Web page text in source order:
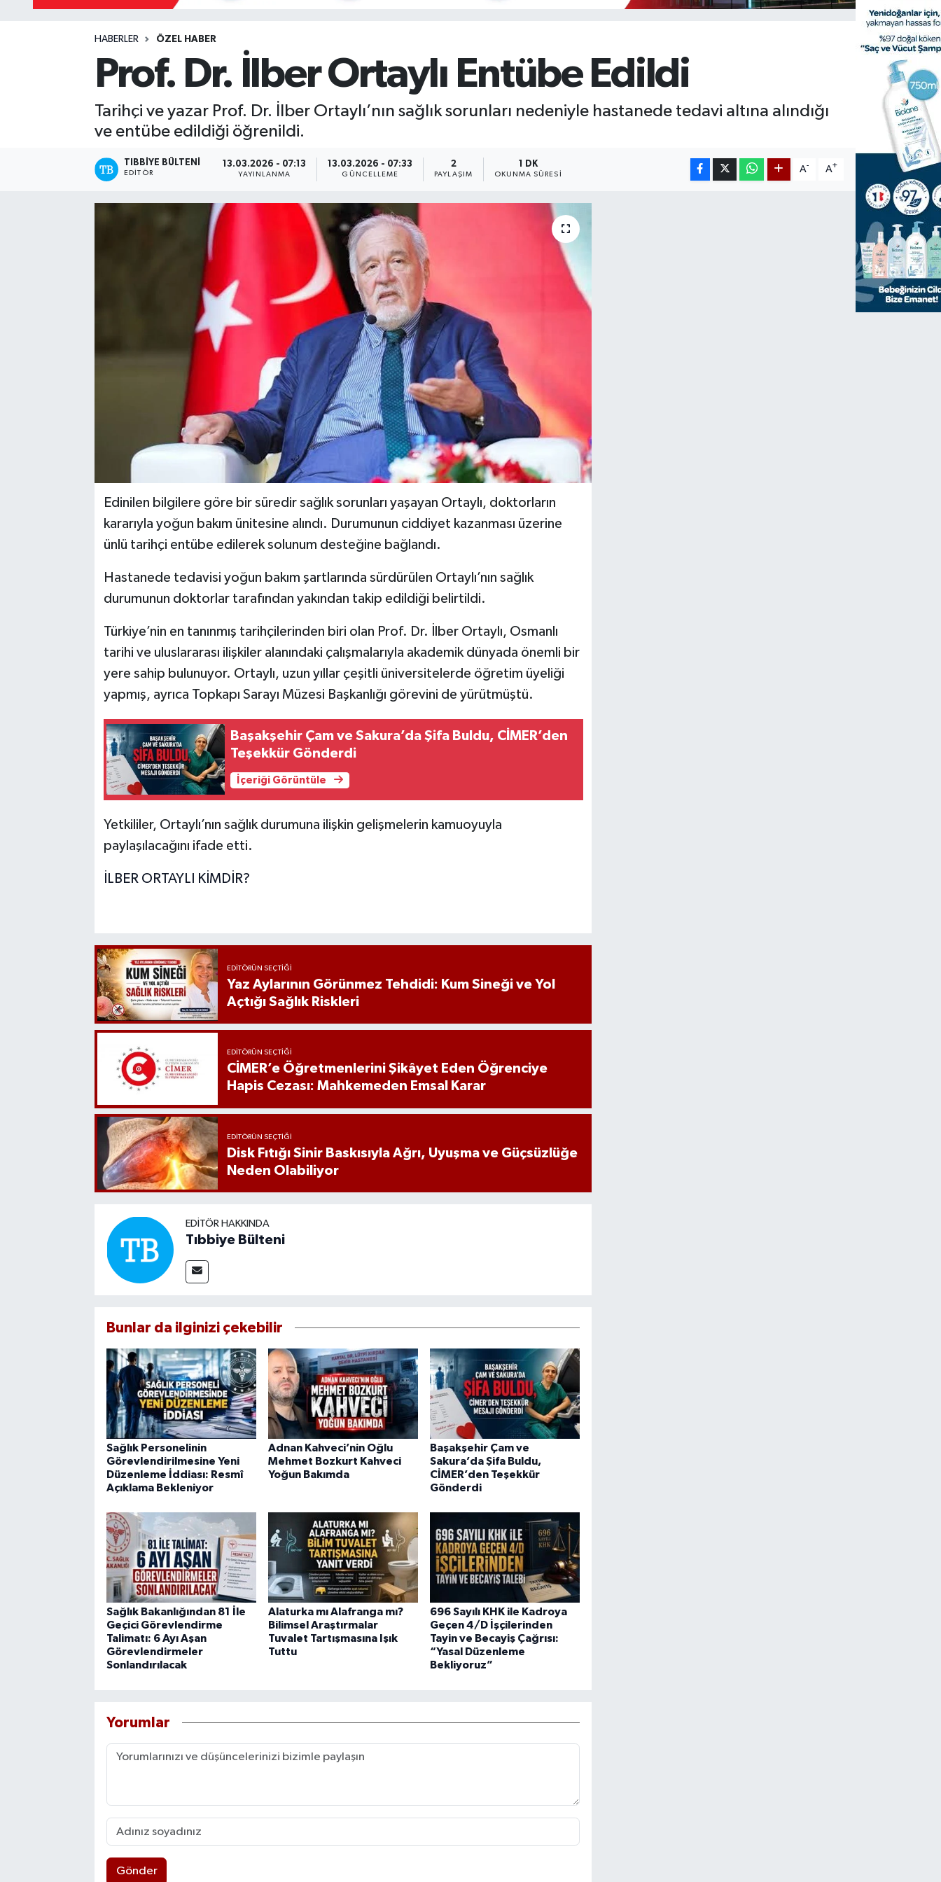
HABERLER ÖZEL HABER
Prof. Dr. İlber Ortaylı Entübe Edildi
Tarihçi ve yazar Prof. Dr. İlber Ortaylı’nın sağlık sorunları nedeniyle hastanede tedavi altına alındığı
ve entübe edildiği öğrenildi.
TIBBIYE BÜLTENI
EDITÖR
13.03.2026 - 07:13
YAYINLANMA
13.03.2026 - 07:33
GÜNCELLEME
2
PAYLAŞIM
1 DK
OKUNMA SÜRESI
A- A+
Edinilen bilgilere göre bir süredir sağlık sorunları yaşayan Ortaylı, doktorların
kararıyla yoğun bakım ünitesine alındı. Durumunun ciddiyet kazanması üzerine
ünlü tarihçi entübe edilerek solunum desteğine bağlandı.
Hastanede tedavisi yoğun bakım şartlarında sürdürülen Ortaylı’nın sağlık
durumunun doktorlar tarafından yakından takip edildiği belirtildi.
Türkiye’nin en tanınmış tarihçilerinden biri olan Prof. Dr. İlber Ortaylı, Osmanlı
tarihi ve uluslararası ilişkiler alanındaki çalışmalarıyla akademik dünyada önemli bir
yere sahip bulunuyor. Ortaylı, uzun yıllar çeşitli üniversitelerde öğretim üyeliği
yapmış, ayrıca Topkapı Sarayı Müzesi Başkanlığı görevini de yürütmüştü.
Başakşehir Çam ve Sakura’da Şifa Buldu, CİMER’den
Teşekkür Gönderdi
İçeriği Görüntüle
Yetkililer, Ortaylı’nın sağlık durumuna ilişkin gelişmelerin kamuoyuyla
paylaşılacağını ifade etti.
İLBER ORTAYLI KİMDİR?
EDITÖRÜN SEÇTIĞI
Yaz Aylarının Görünmez Tehdidi: Kum Sineği ve Yol
Açtığı Sağlık Riskleri
EDITÖRÜN SEÇTIĞI
CİMER’e Öğretmenlerini Şikâyet Eden Öğrenciye
Hapis Cezası: Mahkemeden Emsal Karar
EDITÖRÜN SEÇTIĞI
Disk Fıtığı Sinir Baskısıyla Ağrı, Uyuşma ve Güçsüzlüğe
Neden Olabiliyor
EDITÖR HAKKINDA
Tıbbiye Bülteni
Bunlar da ilginizi çekebilir
Sağlık Personelinin
Görevlendirilmesine Yeni
Düzenleme İddiası: Resmî
Açıklama Bekleniyor
Adnan Kahveci’nin Oğlu
Mehmet Bozkurt Kahveci
Yoğun Bakımda
Başakşehir Çam ve
Sakura’da Şifa Buldu,
CİMER’den Teşekkür
Gönderdi
Sağlık Bakanlığından 81 İle
Geçici Görevlendirme
Talimatı: 6 Ayı Aşan
Görevlendirmeler
Sonlandırılacak
Alaturka mı Alafranga mı?
Bilimsel Araştırmalar
Tuvalet Tartışmasına Işık
Tuttu
696 Sayılı KHK ile Kadroya
Geçen 4/D İşçilerinden
Tayin ve Becayiş Çağrısı:
“Yasal Düzenleme
Bekliyoruz”
Yorumlar
Gönder